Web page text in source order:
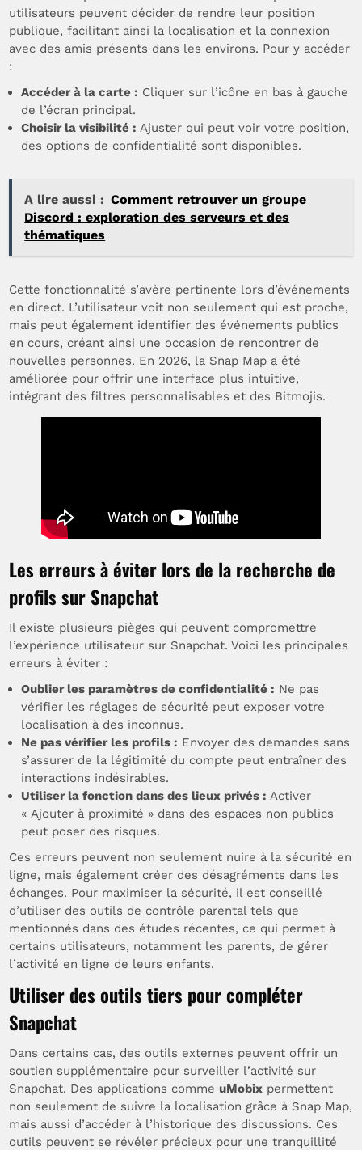
utilisateurs peuvent décider de rendre leur position
publique, facilitant ainsi la localisation et la connexion
avec des amis présents dans les environs. Pour y accéder
:
Accéder à la carte : Cliquer sur l’icône en bas à gauche
de l’écran principal.
Choisir la visibilité : Ajuster qui peut voir votre position,
des options de confidentialité sont disponibles.
A lire aussi : Comment retrouver un groupe
Discord : exploration des serveurs et des
thématiques
Cette fonctionnalité s’avère pertinente lors d’événements
en direct. L’utilisateur voit non seulement qui est proche,
mais peut également identifier des événements publics
en cours, créant ainsi une occasion de rencontrer de
nouvelles personnes. En 2026, la Snap Map a été
améliorée pour offrir une interface plus intuitive,
intégrant des filtres personnalisables et des Bitmojis.
Les erreurs à éviter lors de la recherche de
profils sur Snapchat
Il existe plusieurs pièges qui peuvent compromettre
l’expérience utilisateur sur Snapchat. Voici les principales
erreurs à éviter :
Oublier les paramètres de confidentialité : Ne pas
vérifier les réglages de sécurité peut exposer votre
localisation à des inconnus.
Ne pas vérifier les profils : Envoyer des demandes sans
s’assurer de la légitimité du compte peut entraîner des
interactions indésirables.
Utiliser la fonction dans des lieux privés : Activer
« Ajouter à proximité » dans des espaces non publics
peut poser des risques.
Ces erreurs peuvent non seulement nuire à la sécurité en
ligne, mais également créer des désagréments dans les
échanges. Pour maximiser la sécurité, il est conseillé
d’utiliser des outils de contrôle parental tels que
mentionnés dans des études récentes, ce qui permet à
certains utilisateurs, notamment les parents, de gérer
l’activité en ligne de leurs enfants.
Utiliser des outils tiers pour compléter
Snapchat
Dans certains cas, des outils externes peuvent offrir un
soutien supplémentaire pour surveiller l’activité sur
Snapchat. Des applications comme uMobix permettent
non seulement de suivre la localisation grâce à Snap Map,
mais aussi d’accéder à l’historique des discussions. Ces
outils peuvent se révéler précieux pour une tranquillité